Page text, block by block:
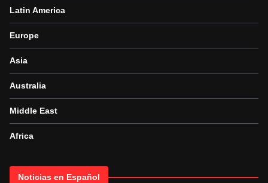
Latin America
Europe
Asia
Australia
Middle East
Africa
Noticias en Español